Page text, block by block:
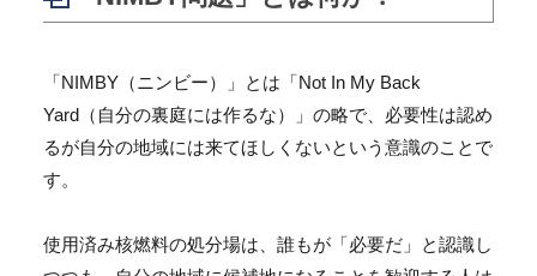
「NIMBY（ニンビー）」とは「Not In My Back
Yard（自分の裏庭には作るな）」の略で、必要性は認め
るが自分の地域には来てほしくないという意識のことで
す。
使用済み核燃料の処分場は、誰もが「必要だ」と認識し